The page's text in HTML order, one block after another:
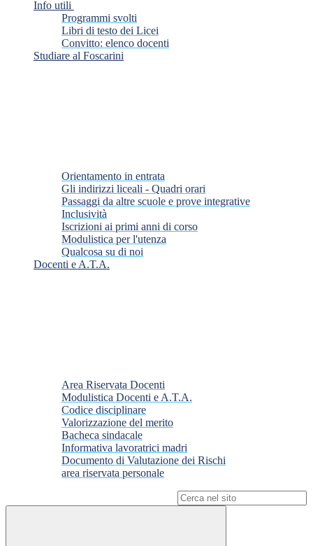
Info utili
Programmi svolti
Libri di testo dei Licei
Convitto: elenco docenti
Studiare al Foscarini
Orientamento in entrata
Gli indirizzi liceali - Quadri orari
Passaggi da altre scuole e prove integrative
Inclusività
Iscrizioni ai primi anni di corso
Modulistica per l'utenza
Qualcosa su di noi
Docenti e A.T.A.
Area Riservata Docenti
Modulistica Docenti e A.T.A.
Codice disciplinare
Valorizzazione del merito
Bacheca sindacale
Informativa lavoratrici madri
Documento di Valutazione dei Rischi
area riservata personale